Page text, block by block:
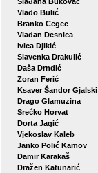
Vlado Bulić
Branko Cegec
Vladan Desnica
Ivica Djikić
Slavenka Drakulić
Daša Drndić
Zoran Ferić
Ksaver Šandor Gjalski
Drago Glamuzina
Srećko Horvat
Dorta Jagić
Vjekoslav Kaleb
Janko Polić Kamov
Damir Karakaš
Dražen Katunarić